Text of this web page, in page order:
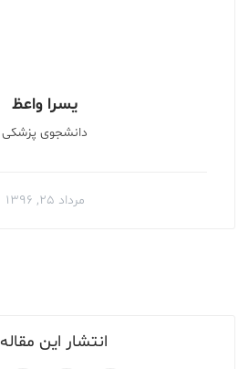
انتشار این مقاله
یسرا واعظ
دانشجوی پزشکی
مرداد ۲۵, ۱۳۹۶